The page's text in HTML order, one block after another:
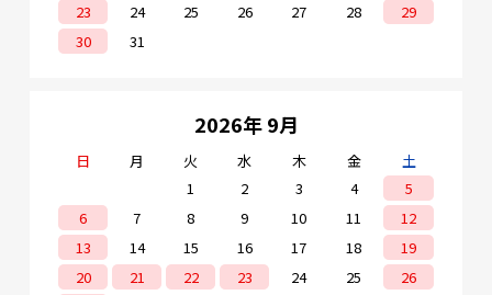
23
24 25 26 27 28
29
30
31
2026年 9月
日 月 火 水 木 金
土
1
2 3 4
5
6
7 8 9 10 11
12
13
14 15 16 17 18
19
20
21 22 23 24 25
26